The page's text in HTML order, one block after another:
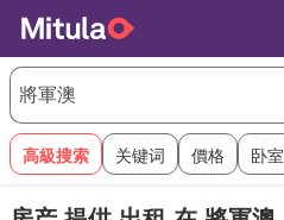
高級搜索 关键词 價格 卧室